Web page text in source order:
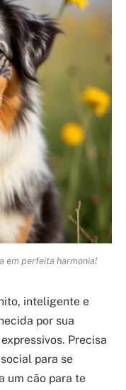
em perfeita harmonia!
inteligente e
por sua
Precisa
para se
um cão para te